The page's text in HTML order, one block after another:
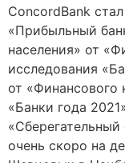
ConcordBank
«Прибыльный
населения» от
исследования
от «Финансового
«Банки года
очень скоро на